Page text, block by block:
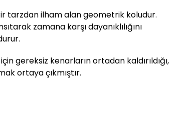
tarzdan ilham alan geometrik koludur.
zamana karşı dayanıklılığını
gereksiz kenarların ortadan kaldırıldığı,
ortaya çıkmıştır.